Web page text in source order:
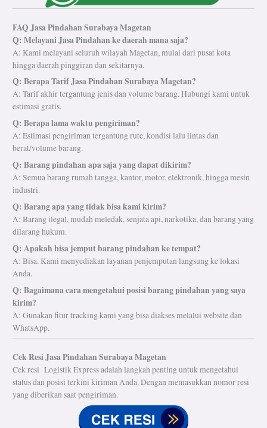
FAQ Jasa Pindahan Surabaya Magetan
Q: Melayani Jasa Pindahan ke daerah mana saja?
A: Kami melayani seluruh wilayah Magetan, mulai dari pusat kota
hingga daerah pinggiran dan sekitarnya.
Q: Berapa Tarif Jasa Pindahan Surabaya Magetan?
A: Tarif akhir tergantung jenis dan volume barang. Hubungi kami untuk
estimasi gratis.
Q: Berapa lama waktu pengiriman?
A: Estimasi pengiriman tergantung rute, kondisi lalu lintas dan
berat/volume barang.
Q: Barang pindahan apa saja yang dapat dikirim?
A: Semua barang rumah tangga, kantor, motor, elektronik, hingga mesin
industri.
Q: Barang apa yang tidak bisa kami kirim?
A: Barang ilegal, mudah meledak, senjata api, narkotika, dan barang yang
dilarang hukum.
Q: Apakah bisa jemput barang pindahan ke tempat?
A: Bisa. Kami menyediakan layanan penjemputan langsung ke lokasi
Anda.
Q: Bagaimana cara mengetahui posisi barang pindahan yang saya
kirim?
A: Gunakan fitur tracking kami yang bisa diakses melalui website dan
WhatsApp.
Cek Resi Jasa Pindahan Surabaya Magetan
Cek resi Logistik Express adalah langkah penting untuk mengetahui
status dan posisi terkini kiriman Anda. Dengan memasukkan nomor resi
yang diberikan saat pengiriman.